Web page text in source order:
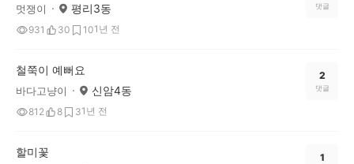
멋쟁이 평리3동
931 30 101년 전
댓글
철쭉이 예뻐요
바다고냥이 신암4동
812 8 31년 전
2
댓글
할미꽃 1